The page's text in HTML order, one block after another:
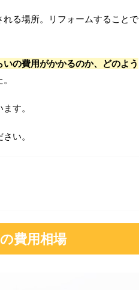
る場所。リフォームすることで
の費用がかかるのか、どのよう
す。
い。
費用相場